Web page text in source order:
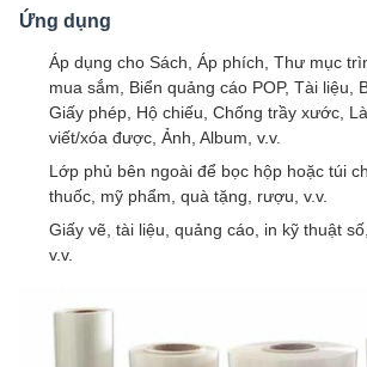
Ứng dụng
Áp dụng cho Sách, Áp phích, Thư mục
mua sắm, Biển quảng cáo POP, Tài liệu,
Giấy phép, Hộ chiếu, Chống trầy xước,
viết/xóa được, Ảnh, Album, v.v.
Lớp phủ bên ngoài để bọc hộp hoặc túi
thuốc, mỹ phẩm, quà tặng, rượu, v.v.
Giấy vẽ, tài liệu, quảng cáo, in kỹ thuật
v.v.